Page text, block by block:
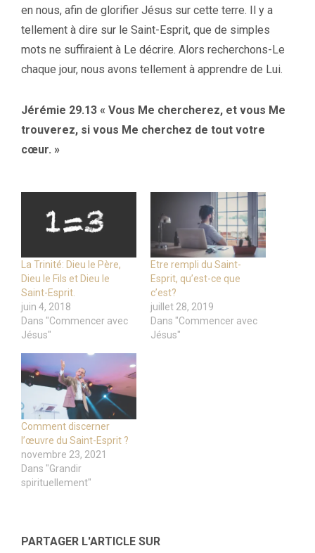
en nous, afin de glorifier Jésus sur cette terre. Il y a
tellement à dire sur le Saint-Esprit, que de simples
mots ne suffiraient à Le décrire. Alors recherchons-Le
chaque jour, nous avons tellement à apprendre de Lui.
Jérémie 29.13 « Vous Me chercherez, et vous Me
trouverez, si vous Me cherchez de tout votre
cœur. »
La Trinité: Dieu le Père,
Dieu le Fils et Dieu le
Saint-Esprit.
juin 4, 2018
Dans "Commencer avec
Jésus"
Etre rempli du Saint-
Esprit, qu’est-ce que
c’est?
juillet 28, 2019
Dans "Commencer avec
Jésus"
Comment discerner
l’œuvre du Saint-Esprit ?
novembre 23, 2021
Dans "Grandir
spirituellement"
PARTAGER L'ARTICLE SUR